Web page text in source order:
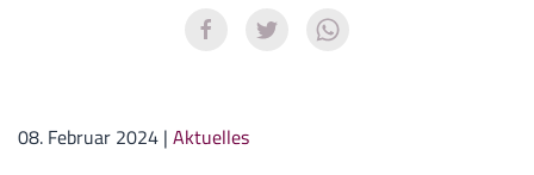
08. Februar 2024 | Aktuelles